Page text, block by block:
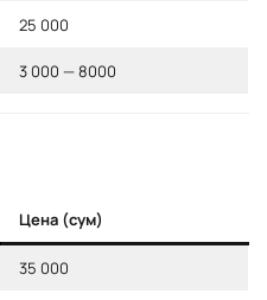
25 000
3 000 — 8000
Цена (сум)
35 000